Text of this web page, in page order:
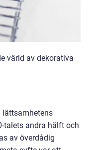
värld av dekorativa
lättsamhetens
talets andra hälft och
av överdådig